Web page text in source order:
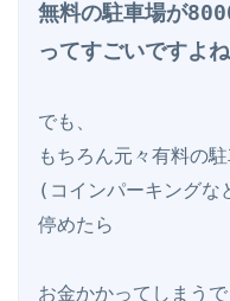
無料の駐車場が
ってすごいですよね
でも、
もちろん元々有料の
(コインパーキングな
停めたら
お金かかってしまうで